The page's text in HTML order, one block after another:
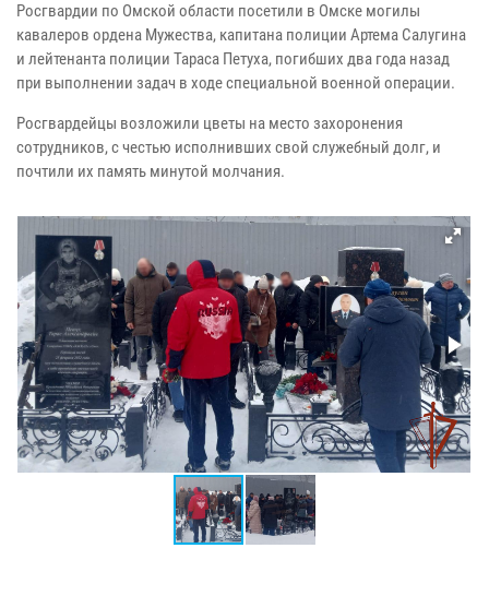
Росгвардии по Омской области посетили в Омске могилы
кавалеров ордена Мужества, капитана полиции Артема Салугина
и лейтенанта полиции Тараса Петуха, погибших два года назад
при выполнении задач в ходе специальной военной операции.
Росгвардейцы возложили цветы на место захоронения
сотрудников, с честью исполнивших свой служебный долг, и
почтили их память минутой молчания.